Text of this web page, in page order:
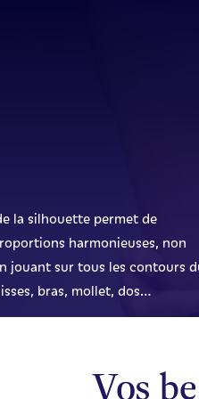
la silhouette permet de
harmonieuses, non
jouant sur tous les contours
bras, mollet, dos…
Vos